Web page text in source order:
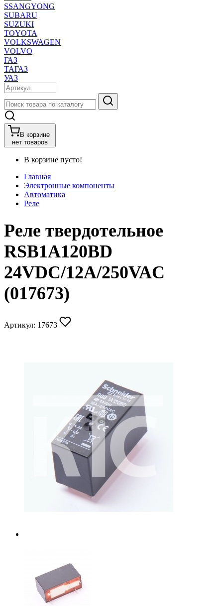
SSANGYONG
SUBARU
SUZUKI
TOYOTA
VOLKSWAGEN
VOLVO
ГАЗ
ТАГАЗ
УАЗ
В корзине
нет товаров
В корзине пусто!
Главная
Электронные компоненты
Автоматика
Реле
Реле твердотельное
RSB1A120BD
24VDC/12A/250VAC
(017673)
Артикул: 17673